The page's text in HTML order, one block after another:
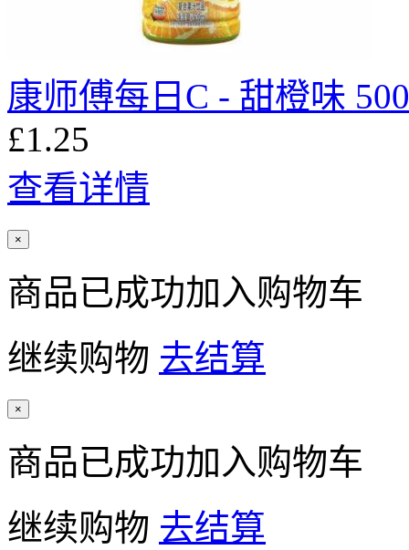
康师傅每日C - 甜橙味
£1.25
查看详情
×
商品已成功加入购物车
继续购物 去结算
×
商品已成功加入购物车
继续购物 去结算